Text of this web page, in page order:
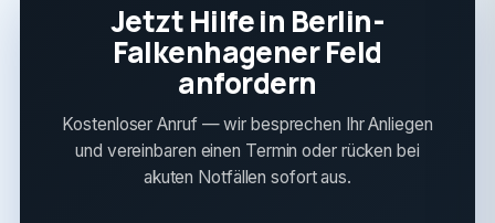
Jetzt Hilfe in Berlin-
Falkenhagener Feld
anfordern
Kostenloser Anruf — wir besprechen Ihr Anliegen
und vereinbaren einen Termin oder rücken bei
akuten Notfällen sofort aus.